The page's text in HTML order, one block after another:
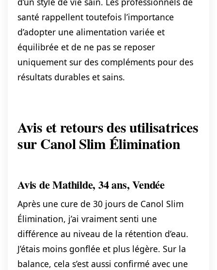
santé rappellent toutefois l’importance
d’adopter une alimentation variée et
équilibrée et de ne pas se reposer
uniquement sur des compléments pour des
résultats durables et sains.
Avis et retours des utilisatrices
sur Canol Slim Élimination
Avis de Mathilde, 34 ans, Vendée
Après une cure de 30 jours de Canol Slim
Élimination, j’ai vraiment senti une
différence au niveau de la rétention d’eau.
J’étais moins gonflée et plus légère. Sur la
balance, cela s’est aussi confirmé avec une